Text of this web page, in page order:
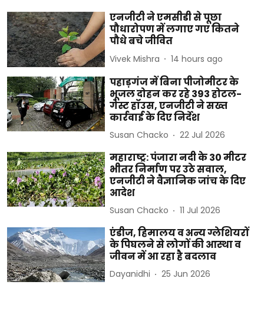
एनजीटी ने एमसीडी से पूछा
पौधारोपण में लगाए गए कितने
पौधे बचे जीवित
Vivek Mishra 14 hours ago
पहाड़गंज में बिना पीजोमीटर के
भूजल दोहन कर रहे 393 होटल-
गेस्ट हॉउस, एनजीटी ने सख्त
कार्रवाई के दिए निर्देश
Susan Chacko 22 Jul 2026
महाराष्ट्र: पंजारा नदी के 30 मीटर
भीतर निर्माण पर उठे सवाल,
एनजीटी ने वैज्ञानिक जांच के दिए
आदेश
Susan Chacko 11 Jul 2026
एंडीज, हिमालय व अन्य ग्लेशियरों
के पिघलने से लोगों की आस्था व
जीवन में आ रहा है बदलाव
Dayanidhi 25 Jun 2026